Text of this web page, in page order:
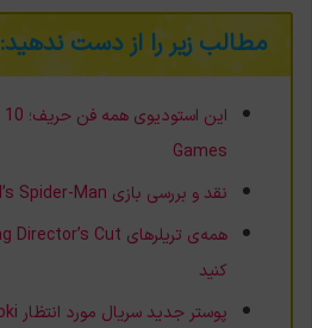
مطالب زیر را از دست ندهید:
Games
نقد و بررسی بازی Marvel’s Spider-Man؛ پایان یک انتظار
کنید